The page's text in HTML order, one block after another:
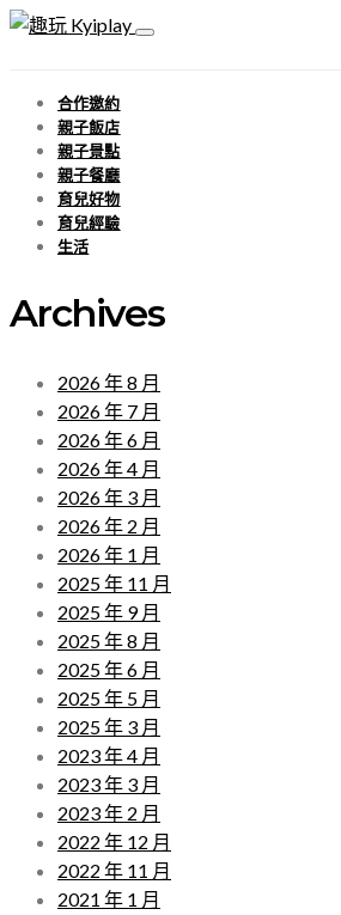
合作邀約
親子飯店
親子景點
親子餐廳
育兒好物
育兒經驗
生活
Archives
2026 年 8 月
2026 年 7 月
2026 年 6 月
2026 年 4 月
2026 年 3 月
2026 年 2 月
2026 年 1 月
2025 年 11 月
2025 年 9 月
2025 年 8 月
2025 年 6 月
2025 年 5 月
2025 年 3 月
2023 年 4 月
2023 年 3 月
2023 年 2 月
2022 年 12 月
2022 年 11 月
2021 年 1 月